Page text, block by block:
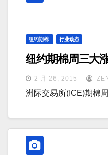
纽约期棉 行业动态
纽约期棉周三大
2 月 26, 2015
洲际交易所(ICE)期棉